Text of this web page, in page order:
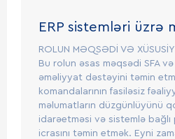
ERP sistemləri üzrə
ROLUN MƏQSƏDİ VƏ
Bu rolun əsas məqsədi SFA
əməliyyat dəstəyini təmin
komandalarının fasiləsiz
məlumatların düzgünlüyünü
idarəetməsi və sistemlə
icrasını təmin etmək. Eyni